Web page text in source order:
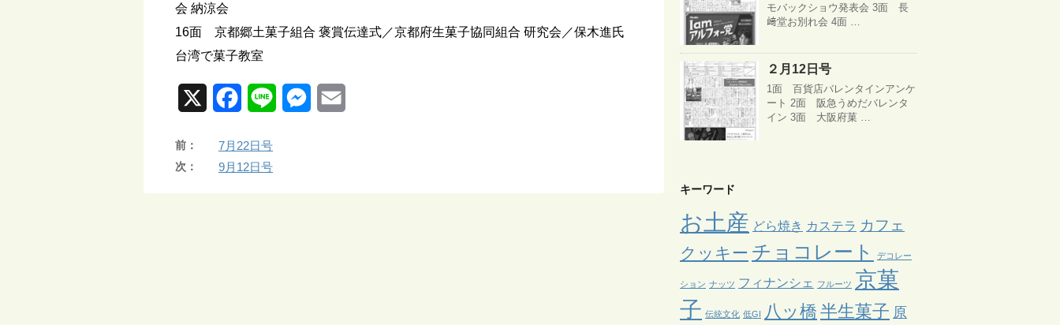
会 納涼会
16面 京都郷土菓子組合 褒賞伝達式／京都府生菓子協同組合 研究会／保木進氏
台湾で菓子教室
c
前： 7月22日号
次： 9月12日号
モバックショウ発表会 3面 長
﨑堂お別れ会 4面 …
２月12日号
1面 百貨店バレンタインアンケ
ート 2面 阪急うめだバレンタ
イン 3面 大阪府菓 …
キーワード
お土産 どら焼き カステラ カフェ
クッキー チョコレート デコレー
ション ナッツ フィナンシェ フルーツ 京菓
子 伝統文化 低GI 八ッ橋 半生菓子 原